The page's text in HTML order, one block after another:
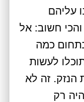
עליהם
חשוב: אל
כמה
לעשות
הנזק. זה לא
רק